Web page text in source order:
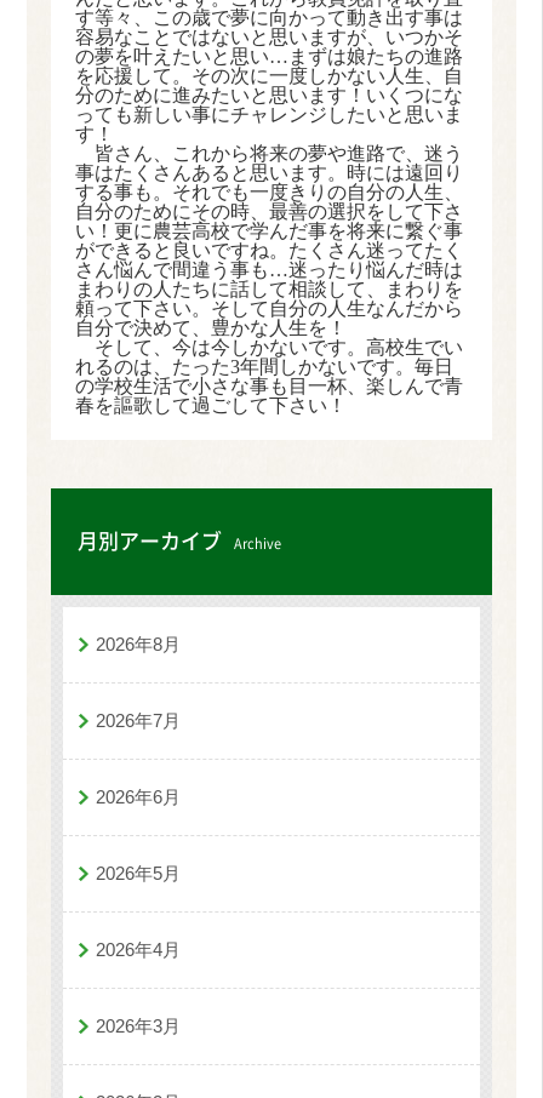
す等々、この歳で夢に向かって動き出す事は
容易なことではないと思いますが、いつかそ
の夢を叶えたいと思い… まずは娘たちの進路
を応援して。その次に一度しかない人生、自
分のために進みたいと思います！いくつにな
っても新しい事にチャレンジしたいと思いま
す！
皆さん、これから将来の夢や進路で、迷う
事はたくさんあると思います。時には遠回り
する事も。それでも一度きりの自分の人生、
自分のためにその時、最善の選択をして下さ
い！更に農芸高校で学んだ事を将来に繋ぐ事
ができると良いですね。たくさん迷ってたく
さん悩んで間違う事も…迷ったり悩んだ時は
まわりの人たちに話して相談して、まわりを
頼って下さい。そして自分の人生なんだから
自分で決めて、豊かな人生を！
そして、今は今しかないです。高校生でい
れるのは、たった3年間しかないです。毎日
の学校生活で小さな事も目一杯、楽しんで青
春を謳歌して過ごして下さい！
月別アーカイブ Archive
2026年8月
2026年7月
2026年6月
2026年5月
2026年4月
2026年3月